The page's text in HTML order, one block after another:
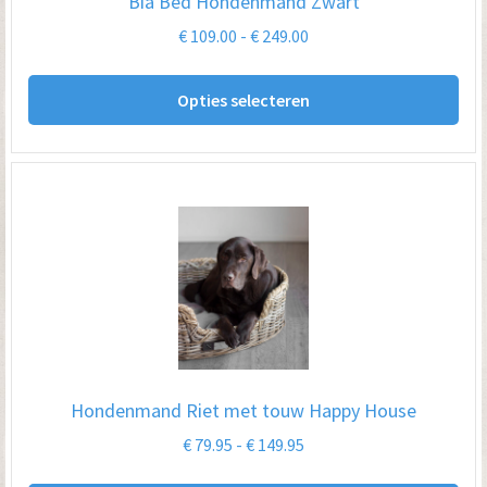
€ 109.00 - € 249.00
€ 249.00
Opties selecteren
Dit
Hondenmand Riet met touw Happy House
€ 79.95 - € 149.95
Dit